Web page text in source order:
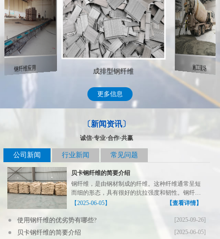
现场实拍 钢纤维应用 成排型钢纤维
更多信息
〔新闻资讯〕
诚信·专业·合作·共赢
公司新闻 行业新闻 常见问题
贝卡钢纤维的简要介绍
钢纤维，是由钢材制成的纤维。这种纤维通常呈短
而细的形态，具有很好的抗拉强度和韧性。钢纤维
的主要成分是铁...
【2025-06-05】 【查看详情】
[2025-09-26]
使用钢纤维的优劣势有哪些?
[2025-06-05]
贝卡钢纤维的简要介绍